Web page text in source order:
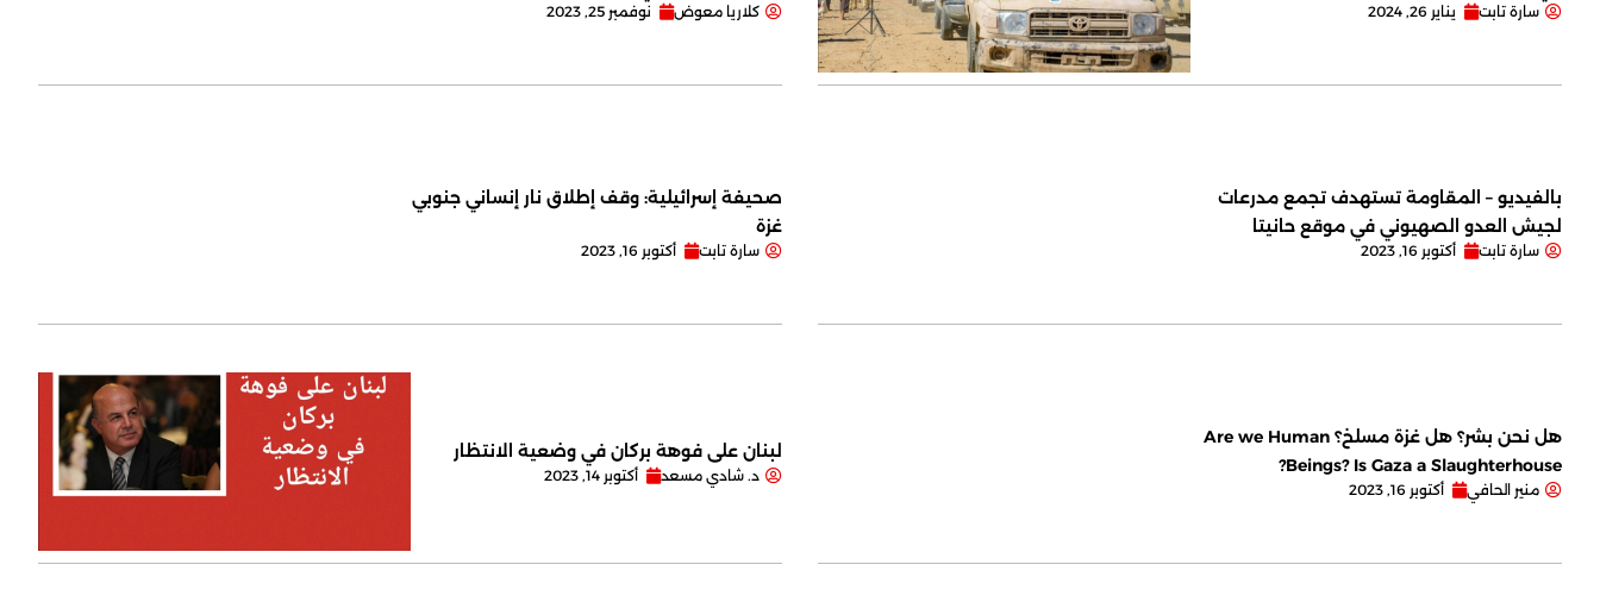
سارة تابت يناير 26, 2024 كلاريا معوض نوفمبر 25, 2023
بالفيديو – المقاومة تستهدف تجمع مدرعات
لجيش العدو الصهيوني في موقع حانيتا
سارة تابت أكتوبر 16, 2023
صحيفة إسرائيلية: وقف إطلاق نار إنساني جنوبي
غزة
سارة تابت أكتوبر 16, 2023
هل نحن بشر؟ هل غزة مسلخ؟ Are we Human
Beings? Is Gaza a Slaughterhouse?
منير الحافي أكتوبر 16, 2023
لبنان على فوهة بركان في وضعية الانتظار
د. شادي مسعد أكتوبر 14, 2023